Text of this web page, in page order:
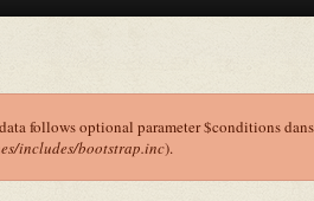
follows optional parameter $conditions dans
includes/bootstrap.inc).